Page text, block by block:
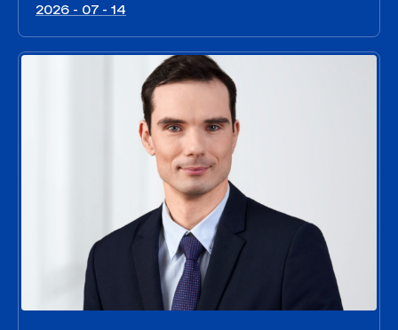
2026 - 07 - 14